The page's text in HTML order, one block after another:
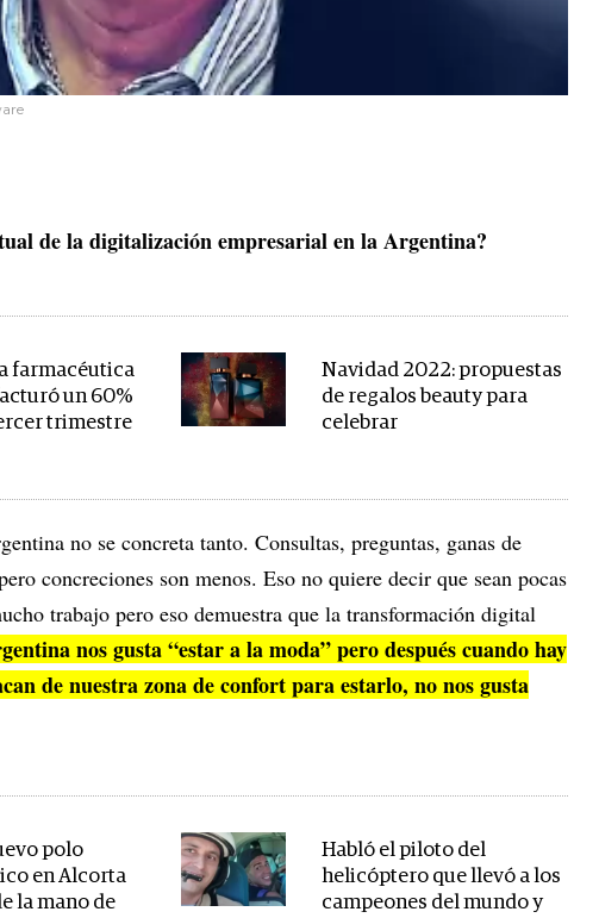
de la digitalización empresarial en la Argentina?
farmacéutica
un 60%
trimestre
Navidad 2022: propuestas
de regalos beauty para
celebrar
no se concreta tanto. Consultas, preguntas, ganas de
concreciones son menos. Eso no quiere decir que sean pocas
trabajo pero eso demuestra que la transformación digital
nos gusta “estar a la moda” pero después cuando hay
de nuestra zona de confort para estarlo, no nos gusta
polo
en Alcorta
la mano de
Habló el piloto del
helicóptero que llevó a los
campeones del mundo y